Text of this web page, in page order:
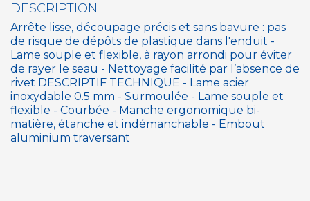
DESCRIPTION
Arrête lisse, découpage précis et sans bavure : pas
de risque de dépôts de plastique dans l'enduit -
Lame souple et flexible, à rayon arrondi pour éviter
de rayer le seau - Nettoyage facilité par l’absence de
rivet DESCRIPTIF TECHNIQUE - Lame acier
inoxydable 0.5 mm - Surmoulée - Lame souple et
flexible - Courbée - Manche ergonomique bi-
matière, étanche et indémanchable - Embout
aluminium traversant